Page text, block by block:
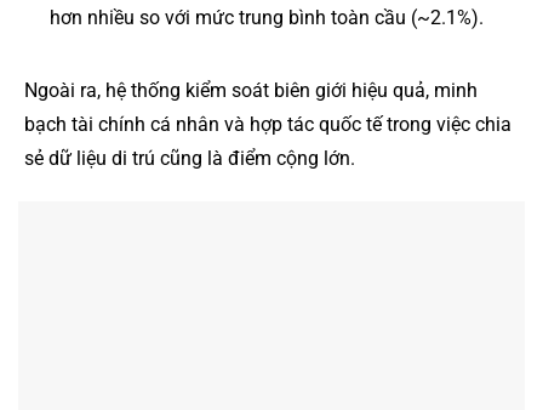
hơn nhiều so với mức trung bình toàn cầu (~2.1%).
Ngoài ra, hệ thống kiểm soát biên giới hiệu quả, minh
bạch tài chính cá nhân và hợp tác quốc tế trong việc chia
sẻ dữ liệu di trú cũng là điểm cộng lớn.